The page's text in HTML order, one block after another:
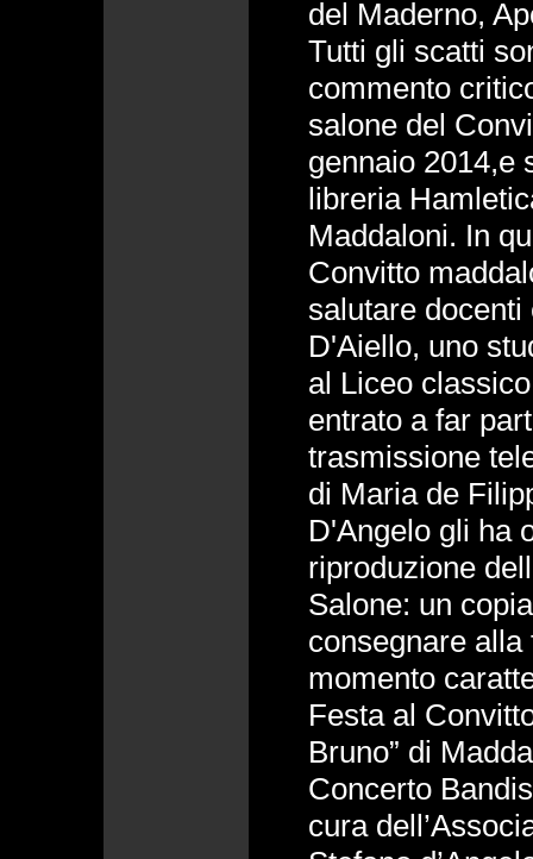
del Maderno,
Tutti gli scatti
commento
salone del
gennaio 2014,e
libreria
Maddaloni. In
Convitto
salutare
D'Aiello, uno
al Liceo
entrato a far
trasmissione
di Maria de
D'Angelo gli ha
riproduzione
Salone: un
consegnare
momento
Festa al
Bruno” di
Concerto
cura